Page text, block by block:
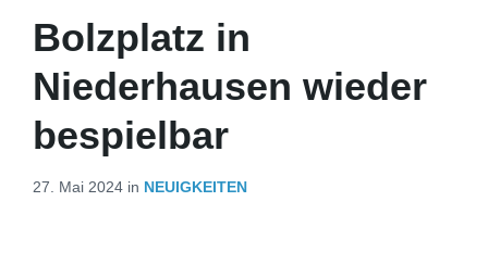
Bolzplatz in
Niederhausen wieder
bespielbar
27. Mai 2024 in NEUIGKEITEN